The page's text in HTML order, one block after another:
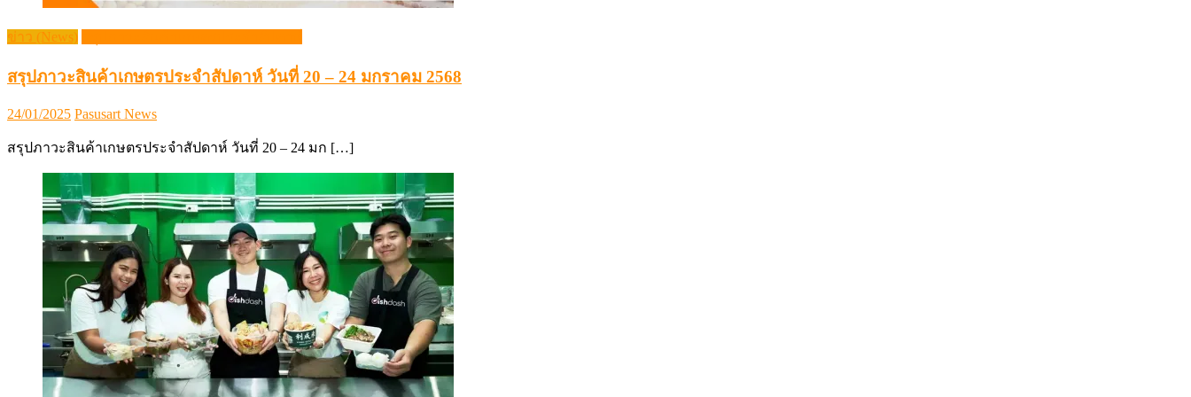
ข่าว (News)
สรุปภาวะสินค้าเกษตรประจำสัปดาห์ วันที่ 20 – 24 มกราคม 2568
Posted
24/01/2025 Author
Pasusart News
สรุปภาวะสินค้าเกษตรประจำสัปดาห์ วันที่ 20 – 24 มก […]